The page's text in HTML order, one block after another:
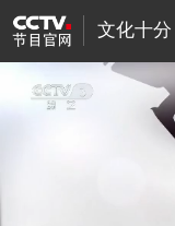
文化十分